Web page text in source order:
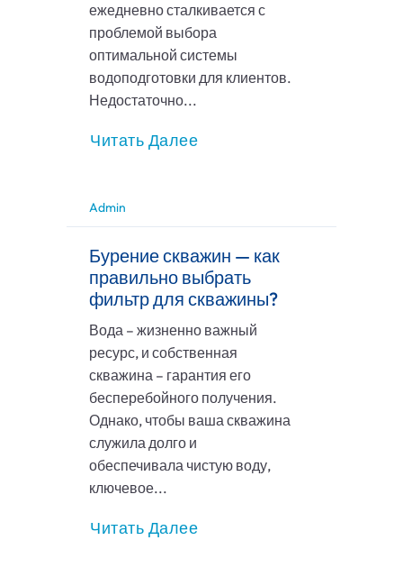
ежедневно сталкивается с
проблемой выбора
оптимальной системы
водоподготовки для клиентов.
Недостаточно...
Читать Далее
Admin
Бурение скважин — как
правильно выбрать
фильтр для скважины?
Вода – жизненно важный
ресурс, и собственная
скважина – гарантия его
бесперебойного получения.
Однако, чтобы ваша скважина
служила долго и
обеспечивала чистую воду,
ключевое...
Читать Далее